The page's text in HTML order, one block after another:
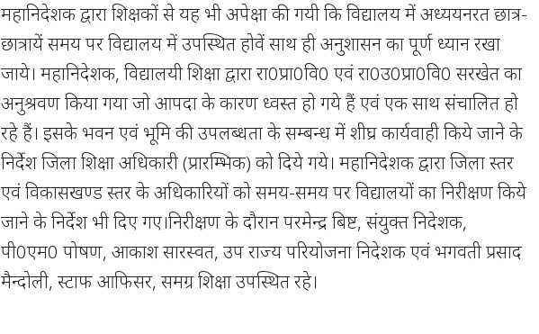
महानिदेशक द्वारा शिक्षकों से यह भी अपेक्षा की गयी कि विद्यालय में अध्ययनरत छात्र-
छात्रायें समय पर विद्यालय में उपस्थित होवें साथ ही अनुशासन का पूर्ण ध्यान रखा
जाये। महानिदेशक, विद्यालयी शिक्षा द्वारा रा0प्रा0वि0 एवं रा0उ0प्रा0वि0 सरखेत का
अनुश्रवण किया गया जो आपदा के कारण ध्वस्त हो गये हैं एवं एक साथ संचालित हो
रहे हैं। इसके भवन एवं भूमि की उपलब्धता के सम्बन्ध में शीघ्र कार्यवाही किये जाने के
निर्देश जिला शिक्षा अधिकारी (प्रारम्भिक) को दिये गये। महानिदेशक द्वारा जिला स्तर
एवं विकासखण्ड स्तर के अधिकारियों को समय-समय पर विद्यालयों का निरीक्षण किये
जाने के निर्देश भी दिए गए।निरीक्षण के दौरान परमेन्द्र बिष्ट, संयुक्त निदेशक,
पी0एम0 पोषण, आकाश सारस्वत, उप राज्य परियोजना निदेशक एवं भगवती प्रसाद
मैन्दोली, स्टाफ आफिसर, समग्र शिक्षा उपस्थित रहे।